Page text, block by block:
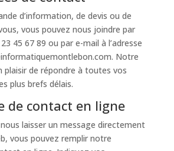
d’information, de devis ou de
vous pouvez nous joindre par
45 67 89 ou par e-mail à l’adresse
Notre
plaisir de répondre à toutes vos
plus brefs délais.
de contact en ligne
laisser un message directement
vous pouvez remplir notre